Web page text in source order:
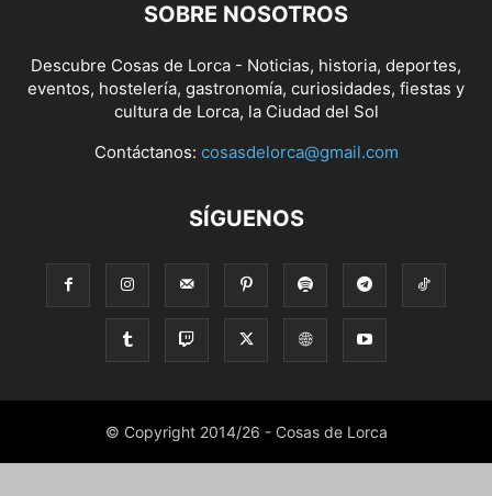
SOBRE NOSOTROS
Descubre Cosas de Lorca - Noticias, historia, deportes,
eventos, hostelería, gastronomía, curiosidades, fiestas y
cultura de Lorca, la Ciudad del Sol
Contáctanos: cosasdelorca@gmail.com
SÍGUENOS
© Copyright 2014/26 - Cosas de Lorca